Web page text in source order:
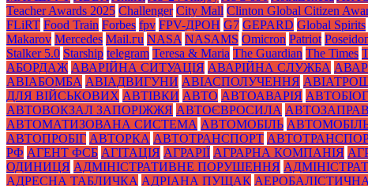
Teacher Awards 2025 Challenger City Mall Clinton Global Citizen
FLiRT Food Train Forbes fpv FPV-ДРОН G7 GEPARD Global Spirits
Makarov Mercedes Mаil.гu NASA NASAMS Omicron Patriot
Stalker 5.0 Starship telegram Teresa & Maria The Guardian The Times
АБОРДАЖ АВАРІЙНА СИТУАЦІЯ АВАРІЙНА СЛУЖБА
АВІАБОМБА АВІАДВИГУНИ АВІАСПОЛУЧЕННЯ
ДЛЯ ВІЙСЬКОВИХ АВТІВКИ АВТО АВТОАВАРІЯ
АВТОВОКЗАЛ ЗАПОРІЖЖЯ АВТОЄВРОСИЛА
АВТОМАТИЗОВАНА СИСТЕМА АВТОМОБІЛЬ
АВТОПРОБІГ АВТОРКА АВТОТРАНСПОРТ
РФ АГЕНТ ФСБ АГІТАЦІЯ АГРАРІЇ АГРАРНА КОМПАНІЯ
ОДИНИЦЯ АДМІНІСТРАТИВНЕ ПОРУШЕННЯ
АДРЕСНА ТАБЛИЧКА АДРІАНА ПУЩАК